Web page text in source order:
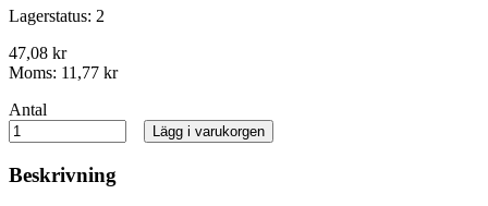
Lagerstatus: 2
47,08 kr
Moms: 11,77 kr
Antal
Lägg i varukorgen
Beskrivning